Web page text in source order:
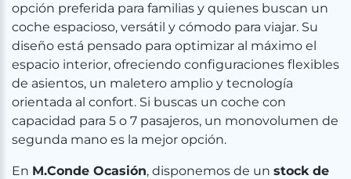
opción preferida para familias y quienes buscan un
coche espacioso, versátil y cómodo para viajar. Su
diseño está pensado para optimizar al máximo el
espacio interior, ofreciendo configuraciones flexibles
de asientos, un maletero amplio y tecnología
orientada al confort. Si buscas un coche con
capacidad para 5 o 7 pasajeros, un monovolumen de
segunda mano es la mejor opción.
En M.Conde Ocasión, disponemos de un stock de